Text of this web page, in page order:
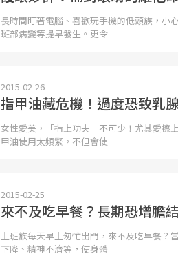
長時間盯著電腦、喜歡玩手機的低頭族，小
斑部病變等提早發生。更令
2015-02-26
指甲油藏危機！過度恐致乳
女性愛美，「指上功夫」不可少！尤其愛擦
甲油使用太頻繁，不但會使
2015-02-25
來不及吃早餐？長期恐增膽
上班族每天早上匆忙出門，來不及吃早餐？
下降、精神不濟等，使身體